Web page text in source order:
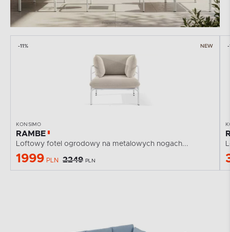
NEW
-11%
KONSIMO
RAMBE
Loftowy fotel ogrodowy na metalowych nogach...
1999 PLN 2249 PLN
-